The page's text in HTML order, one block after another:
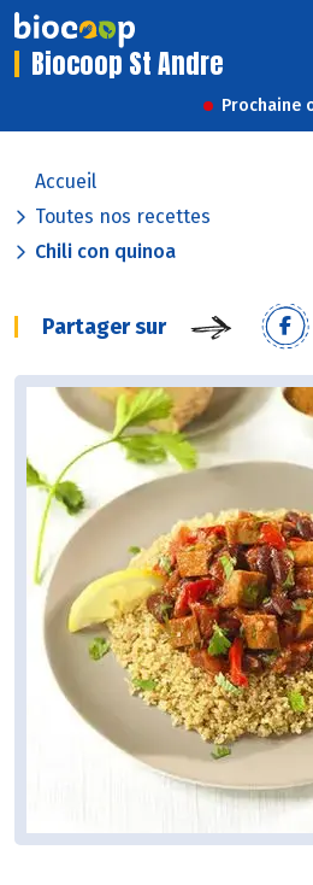
Biocoop St Andre
Prochaine
Accueil
Toutes nos recettes
Chili con quinoa
Partager sur